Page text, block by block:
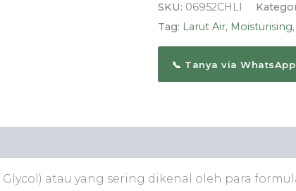
SKU: 06952CHLI
Tag: Larut Air, Moisturising,
📞 Tanya via WhatsApp
Glycol) atau yang sering dikenal oleh para